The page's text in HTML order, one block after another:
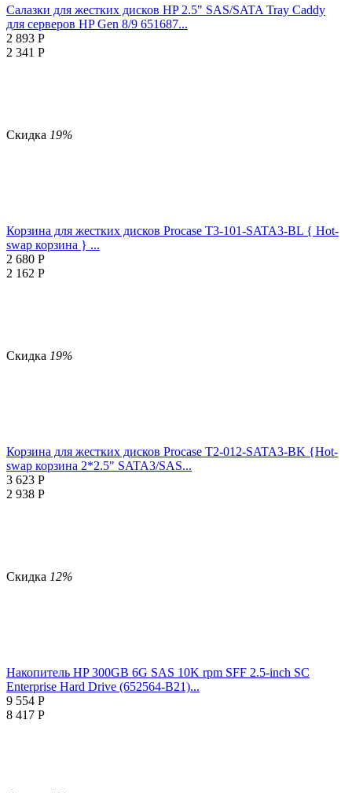
Салазки для жестких дисков HP 2.5" SAS/SATA Tray Caddy
для серверов HP Gen 8/9 651687...
2 893 Р
2 341 Р
Скидка 19%
Корзина для жестких дисков Procase T3-101-SATA3-BL { Hot-
swap корзина } ...
2 680 Р
2 162 Р
Скидка 19%
Корзина для жестких дисков Procase T2-012-SATA3-BK {Hot-
swap корзина 2*2.5" SATA3/SAS...
3 623 Р
2 938 Р
Скидка 12%
Накопитель HP 300GB 6G SAS 10K rpm SFF 2.5-inch SC
Enterprise Hard Drive (652564-B21)...
9 554 Р
8 417 Р